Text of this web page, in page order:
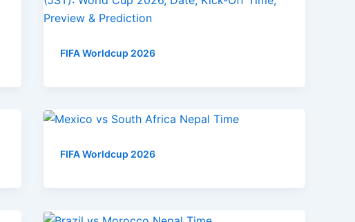
FIFA Worldcup 2026
FIFA Worldcup 2026